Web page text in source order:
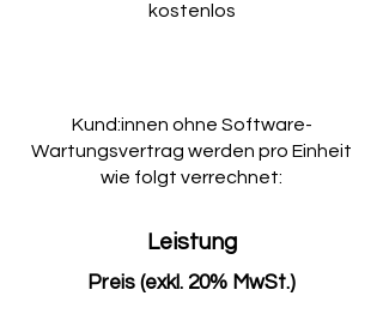
kostenlos
Kund:innen ohne Software-
Wartungsvertrag werden pro Einheit
wie folgt verrechnet:
Leistung
Preis (exkl. 20% MwSt.)